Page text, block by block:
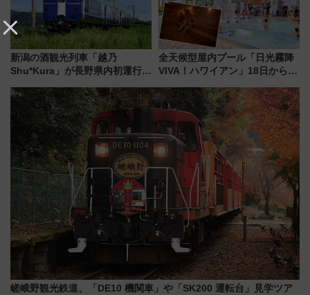
新潟の酒観光列車「越乃
Shu*Kura」が長野県内初運行！
別企画
全天候型屋内プール「日光霧降
VIVA！ハワイアン」18日から営
ァミリーから大人まで幅広い世
代が一日中楽しる夏のリゾート
を楽しんで
嵯峨野観光鉄道、「DE10 機関車」や「SK200 運転台」見学ツア